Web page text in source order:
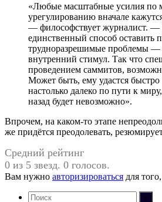
«Любые масштабные усилия по
урегулированию вначале
— философствует журналист. —
единственный способ оставить
трудноразрешимые проблемы —
внутренний стимул. Так что
проведением саммитов,
Может быть, ему удастся быстро
настолько далеко по пути к
назад будет невозможно».
Впрочем, на каком-то этапе
же придётся преодолевать,
Средний рейтинг
0 из 5 звезд. 0 голосов.
Вам нужно авторизироваться для